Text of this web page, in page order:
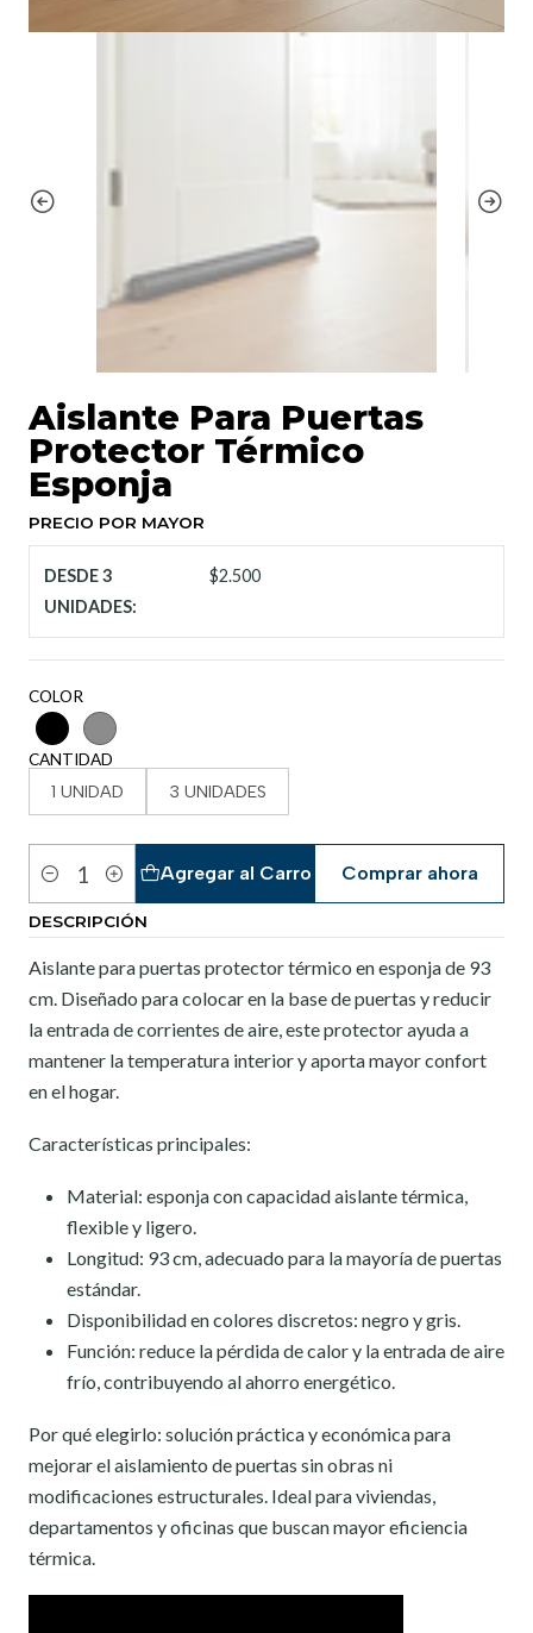
Aislante Para Puertas
Protector Térmico
Esponja
PRECIO POR MAYOR
DESDE 3
UNIDADES:
$2.500
COLOR
CANTIDAD
1 UNIDAD 3 UNIDADES
Cantidad
Agregar al Carro Comprar ahora
DESCRIPCIÓN
Aislante para puertas protector térmico en esponja de 93
cm. Diseñado para colocar en la base de puertas y reducir
la entrada de corrientes de aire, este protector ayuda a
mantener la temperatura interior y aporta mayor confort
en el hogar.
Características principales:
Material: esponja con capacidad aislante térmica,
flexible y ligero.
Longitud: 93 cm, adecuado para la mayoría de puertas
estándar.
Disponibilidad en colores discretos: negro y gris.
Función: reduce la pérdida de calor y la entrada de aire
frío, contribuyendo al ahorro energético.
Por qué elegirlo: solución práctica y económica para
mejorar el aislamiento de puertas sin obras ni
modificaciones estructurales. Ideal para viviendas,
departamentos y oficinas que buscan mayor eficiencia
térmica.